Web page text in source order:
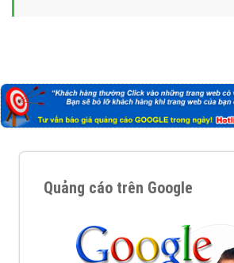
Quảng cáo trên Google